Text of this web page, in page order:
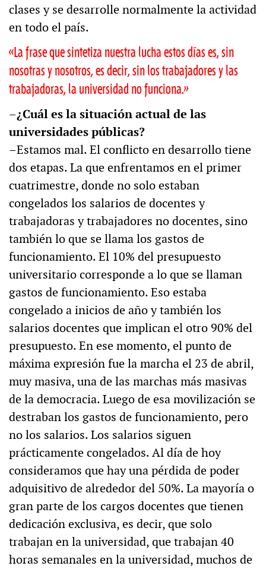
clases y se desarrolle normalmente la actividad
en todo el país.
«La frase que sintetiza nuestra lucha estos días es, sin
nosotras y nosotros, es decir, sin los trabajadores y las
trabajadoras, la universidad no funciona.»
–¿Cuál es la situación actual de las
universidades públicas?
–Estamos mal. El conflicto en desarrollo tiene
dos etapas. La que enfrentamos en el primer
cuatrimestre, donde no solo estaban
congelados los salarios de docentes y
trabajadoras y trabajadores no docentes, sino
también lo que se llama los gastos de
funcionamiento. El 10% del presupuesto
universitario corresponde a lo que se llaman
gastos de funcionamiento. Eso estaba
congelado a inicios de año y también los
salarios docentes que implican el otro 90% del
presupuesto. En ese momento, el punto de
máxima expresión fue la marcha el 23 de abril,
muy masiva, una de las marchas más masivas
de la democracia. Luego de esa movilización se
destraban los gastos de funcionamiento, pero
no los salarios. Los salarios siguen
prácticamente congelados. Al día de hoy
consideramos que hay una pérdida de poder
adquisitivo de alrededor del 50%. La mayoría o
gran parte de los cargos docentes que tienen
dedicación exclusiva, es decir, que solo
trabajan en la universidad, que trabajan 40
horas semanales en la universidad, muchos de